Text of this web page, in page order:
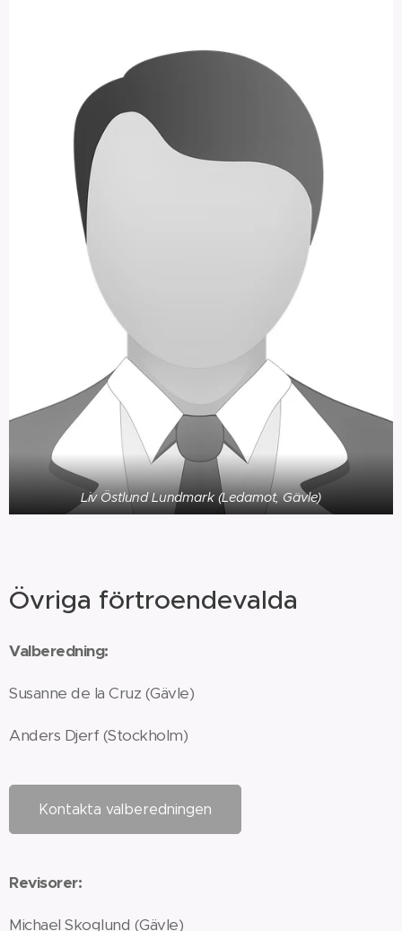
Liv Östlund Lundmark (Ledamot, Gävle)
Övriga förtroendevalda
Valberedning:
Susanne de la Cruz (Gävle)
Anders Djerf (Stockholm)
Kontakta valberedningen
Revisorer:
Michael Skoglund (Gävle)